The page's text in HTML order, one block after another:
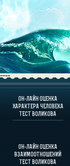
----
ОН-ЛАЙН ОЦЕНКА
ХАРАКТЕРА ЧЕЛОВЕКА
ТЕСТ ВОЛИКОВА
ОН-ЛАЙН ОЦЕНКА
ВЗАИМООТНОШЕНИЙ
ТЕСТ ВОЛИКОВА